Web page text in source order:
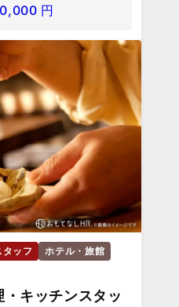
円
ッフ ホテル・旅館
キッチンスタッ